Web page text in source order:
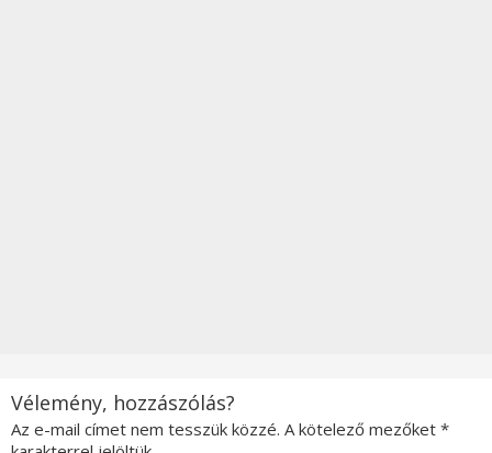
Vélemény, hozzászólás?
Az e-mail címet nem tesszük közzé. A kötelező mezőket *